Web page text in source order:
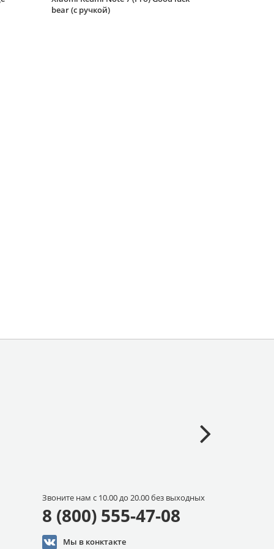
Силиконовый чехол
Volume для Xiaomi
bear (с ручкой)
Звоните нам с 10.00 до 20.00 без выходных
8 (800) 555-47-08
Мы в конктакте